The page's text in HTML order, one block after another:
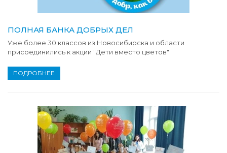
ПОЛНАЯ БАНКА ДОБРЫХ ДЕЛ
Уже более 30 классов из Новосибирска и области
присоединились к акции "Дети вместо цветов"
ПОДРОБНЕЕ